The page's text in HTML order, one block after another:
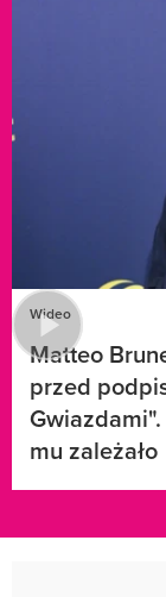
Wideo
Matteo
przed
mu zależało